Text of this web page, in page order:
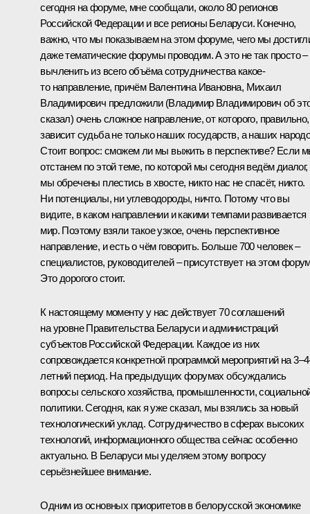
сегодня на форуме, мне сообщали, около 80 регионов
Российской Федерации и все регионы Беларуси. Конечно,
важно, что мы показываем на этом форуме, чего мы
даже тематические форумы проводим. А это не так просто –
вычленить из всего объёма сотрудничества какое-
то направление, причём Валентина Ивановна, Михаил
Владимирович предложили (Владимир Владимирович об
сказал) очень сложное направление, от которого, правильно,
зависит судьба не только наших государств, а наших
Стоит вопрос: сможем ли мы выжить в перспективе? Если
отстанем по этой теме, по которой мы сегодня ведём диалог,
мы обречены плестись в хвосте, никто нас не спасёт, никто.
Ни потенциалы, ни углеводороды, ничто. Потому что вы
видите, в каком направлении и какими темпами развивается
мир. Поэтому взяли такое узкое, очень перспективное
направление, и есть о чём говорить. Больше 700 человек –
специалистов, руководителей – присутствует на этом
Это дорогого стоит.
К настоящему моменту у нас действует 70 соглашений
на уровне Правительства Беларуси и администраций
субъектов Российской Федерации. Каждое из них
сопровождается конкретной программой мероприятий на
летний период. На предыдущих форумах обсуждались
вопросы сельского хозяйства, промышленности,
политики. Сегодня, как я уже сказал, мы взялись за новый
технологический уклад. Сотрудничество в сферах высоких
технологий, информационного общества сейчас особенно
актуально. В Беларуси мы уделяем этому вопросу
серьёзнейшее внимание.
Одним из основных приоритетов в белорусской экономике